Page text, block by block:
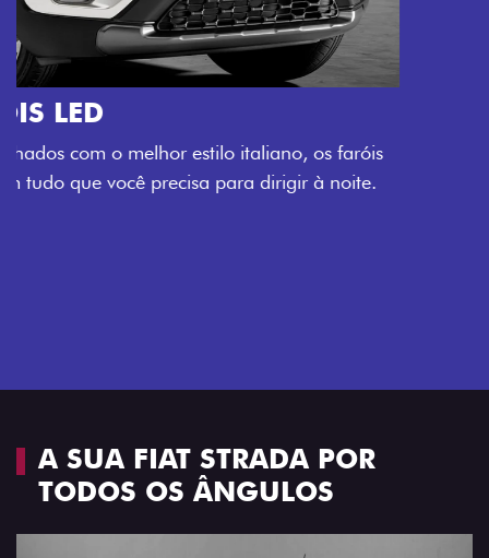
O VERDADEIRO 5 LUGARES E 4
PORTAS
Todo mundo pode viajar confortável na Fiat Strada,
A SUA FIAT STRADA POR
TODOS OS ÂNGULOS